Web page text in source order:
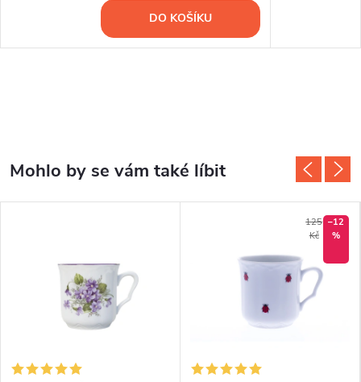
DO KOŠÍKU
125
Kč
–12
%